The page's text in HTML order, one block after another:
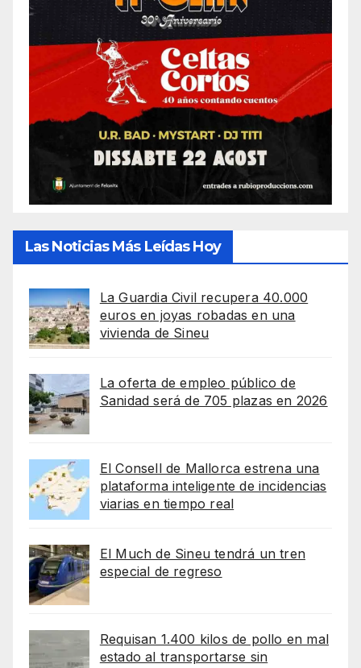
Las Noticias Más Leídas Hoy
La Guardia Civil recupera 40.000
euros en joyas robadas en una
vivienda de Sineu
La oferta de empleo público de
Sanidad será de 705 plazas en 2026
El Consell de Mallorca estrena una
plataforma inteligente de incidencias
viarias en tiempo real
El Much de Sineu tendrá un tren
especial de regreso
Requisan 1.400 kilos de pollo en mal
estado al transportarse sin